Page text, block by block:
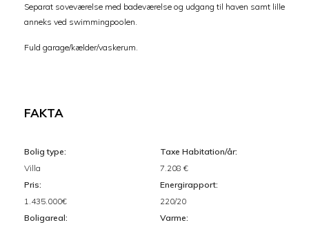
Separat soveværelse med badeværelse og udgang til haven samt lille
anneks ved swimmingpoolen.
Fuld garage/kælder/vaskerum.
FAKTA
Bolig type:
Villa
Pris:
1.435.000€
Boligareal:
Taxe Habitation/år:
7.208 €
Energirapport:
220/20
Varme: